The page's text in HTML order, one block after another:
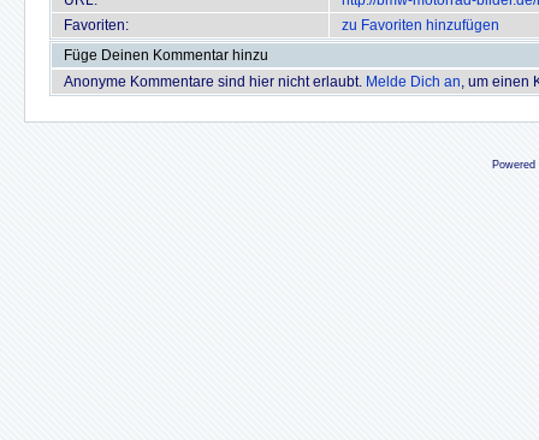
Favoriten:
zu Favoriten hinzufügen
Füge Deinen Kommentar hinzu
Anonyme Kommentare sind hier nicht erlaubt. Melde Dich an, um einen